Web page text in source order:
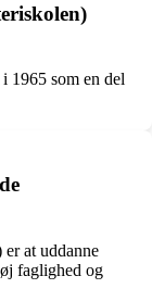
1965 som en del
at uddanne
faglighed og